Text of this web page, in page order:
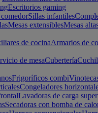
Escritorios gaming
Sillas infantiles
Mesas extensiblesMesas
de cocinaArmarios de
de mesaCubertería
Frigoríficos combi
Congeladores
Lavadoras de carga
Secadoras con bomba de